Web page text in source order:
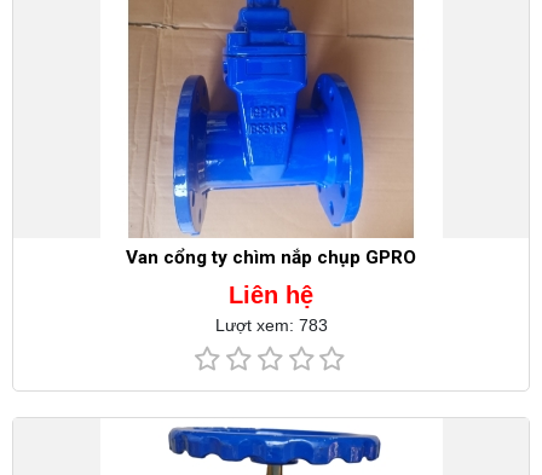
Van cổng ty chìm nắp chụp GPRO
Liên hệ
Lượt xem: 783